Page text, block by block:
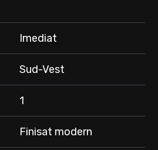
Imediat
Sud-Vest
1
Finisat modern